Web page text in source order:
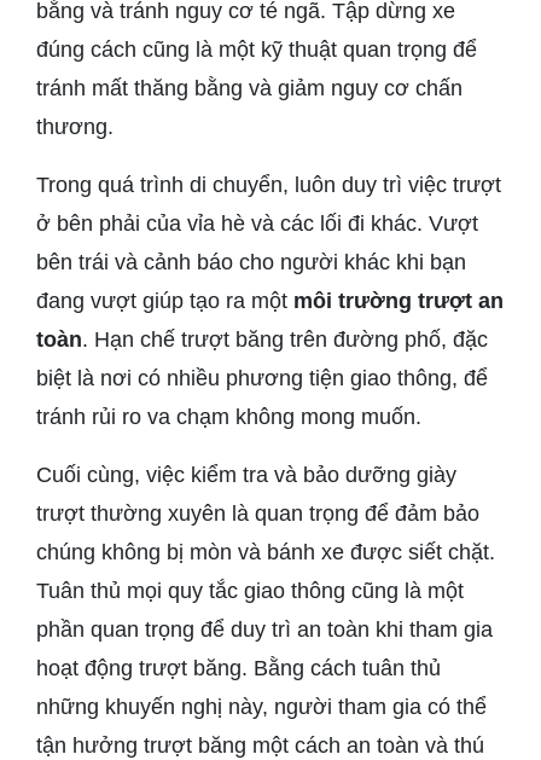
bằng và tránh nguy cơ té ngã. Tập dừng xe
đúng cách cũng là một kỹ thuật quan trọng để
tránh mất thăng bằng và giảm nguy cơ chấn
thương.
Trong quá trình di chuyển, luôn duy trì việc trượt
ở bên phải của vỉa hè và các lối đi khác. Vượt
bên trái và cảnh báo cho người khác khi bạn
đang vượt giúp tạo ra một môi trường trượt an
toàn. Hạn chế trượt băng trên đường phố, đặc
biệt là nơi có nhiều phương tiện giao thông, để
tránh rủi ro va chạm không mong muốn.
Cuối cùng, việc kiểm tra và bảo dưỡng giày
trượt thường xuyên là quan trọng để đảm bảo
chúng không bị mòn và bánh xe được siết chặt.
Tuân thủ mọi quy tắc giao thông cũng là một
phần quan trọng để duy trì an toàn khi tham gia
hoạt động trượt băng. Bằng cách tuân thủ
những khuyến nghị này, người tham gia có thể
tận hưởng trượt băng một cách an toàn và thú